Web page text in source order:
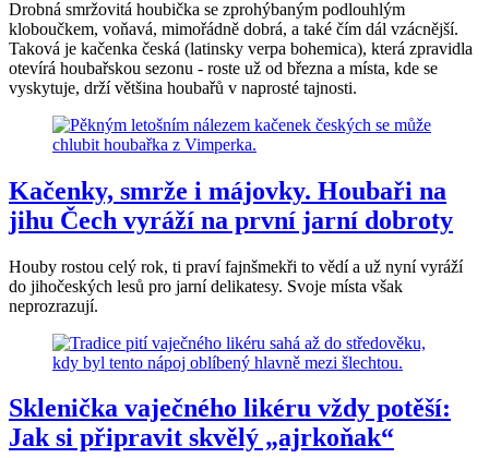
Drobná smržovitá houbička se zprohýbaným podlouhlým
kloboučkem, voňavá, mimořádně dobrá, a také čím dál vzácnější.
Taková je kačenka česká (latinsky verpa bohemica), která zpravidla
otevírá houbařskou sezonu - roste už od března a místa, kde se
vyskytuje, drží většina houbařů v naprosté tajnosti.
Kačenky, smrže i májovky. Houbaři na
jihu Čech vyráží na první jarní dobroty
Houby rostou celý rok, ti praví fajnšmekři to vědí a už nyní vyráží
do jihočeských lesů pro jarní delikatesy. Svoje místa však
neprozrazují.
Sklenička vaječného likéru vždy potěší:
Jak si připravit skvělý „ajrkoňak“